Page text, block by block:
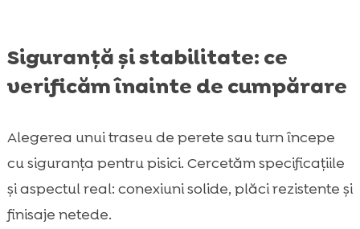
Siguranță și stabilitate: ce
verificăm înainte de cumpărare
Alegerea unui traseu de perete sau turn începe
cu siguranța pentru pisici. Cercetăm specificațiile
și aspectul real: conexiuni solide, plăci rezistente și
finisaje netede.